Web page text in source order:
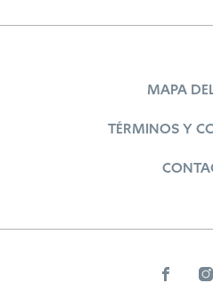
MAPA
TÉRMINOS Y